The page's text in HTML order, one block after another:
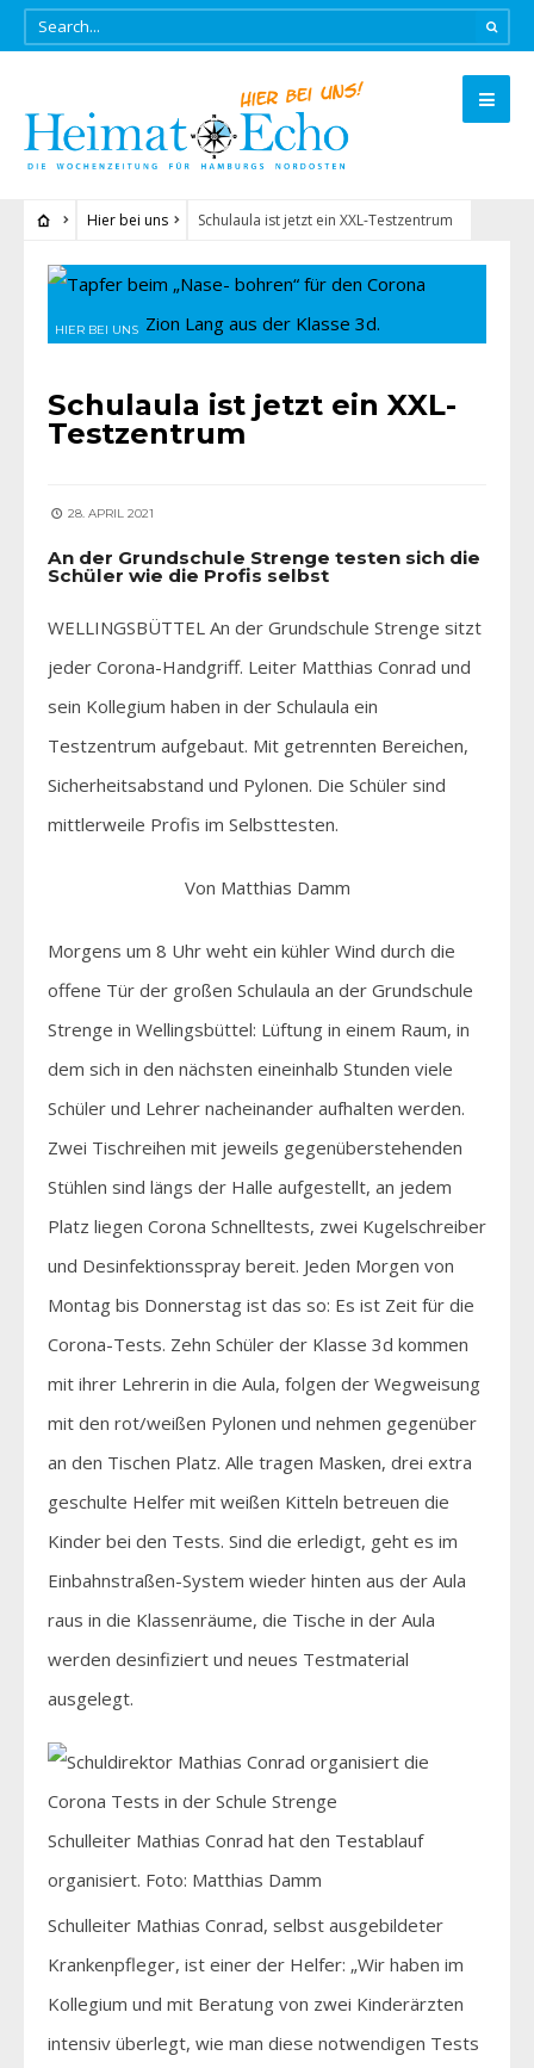
Hier bei uns Schulaula ist jetzt ein XXL-Testzentrum
HIER BEI UNS
Schulaula ist jetzt ein XXL-
Testzentrum
28. APRIL 2021
An der Grundschule Strenge testen sich die
Schüler wie die Profis selbst
WELLINGSBÜTTEL An der Grundschule Strenge sitzt
jeder Corona-Handgriff. Leiter Matthias Conrad und
sein Kollegium haben in der Schulaula ein
Testzentrum aufgebaut. Mit getrennten Bereichen,
Sicherheitsabstand und Pylonen. Die Schüler sind
mittlerweile Profis im Selbsttesten.
Von Matthias Damm
Morgens um 8 Uhr weht ein kühler Wind durch die
offene Tür der großen Schulaula an der Grundschule
Strenge in Wellingsbüttel: Lüftung in einem Raum, in
dem sich in den nächsten eineinhalb Stunden viele
Schüler und Lehrer nacheinander aufhalten werden.
Zwei Tischreihen mit jeweils gegenüberstehenden
Stühlen sind längs der Halle aufgestellt, an jedem
Platz liegen Corona Schnelltests, zwei Kugelschreiber
und Desinfektionsspray bereit. Jeden Morgen von
Montag bis Donnerstag ist das so: Es ist Zeit für die
Corona-Tests. Zehn Schüler der Klasse 3d kommen
mit ihrer Lehrerin in die Aula, folgen der Wegweisung
mit den rot/weißen Pylonen und nehmen gegenüber
an den Tischen Platz. Alle tragen Masken, drei extra
geschulte Helfer mit weißen Kitteln betreuen die
Kinder bei den Tests. Sind die erledigt, geht es im
Einbahnstraßen-System wieder hinten aus der Aula
raus in die Klassenräume, die Tische in der Aula
werden desinfiziert und neues Testmaterial
ausgelegt.
Schulleiter Mathias Conrad hat den Testablauf
organisiert. Foto: Matthias Damm
Schulleiter Mathias Conrad, selbst ausgebildeter
Krankenpfleger, ist einer der Helfer: „Wir haben im
Kollegium und mit Beratung von zwei Kinderärzten
intensiv überlegt, wie man diese notwendigen Tests